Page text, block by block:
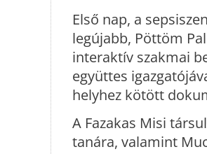
Első nap, a
legújabb, Pöttöm
interaktív szakmai
együttes
helyhez kötött
A Fazakas Misi
tanára, valamint